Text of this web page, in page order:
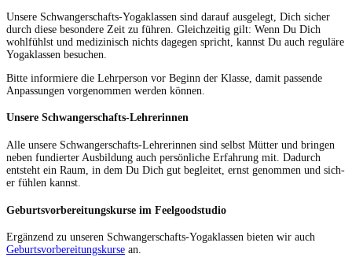
Unsere Schwanger­schafts-Yogak­lassen sind darauf aus­gelegt, Dich sich­er
durch diese beson­dere Zeit zu führen. Gle­ichzeit­ig gilt: Wenn Du Dich
wohlfühlst und medi­zinisch nichts dage­gen spricht, kannst Du auch reg­uläre
Yogak­lassen besuchen.
Bitte informiere die Lehrper­son vor Beginn der Klasse, damit passende
Anpas­sun­gen vorgenom­men wer­den können.
Unsere Schwangerschafts-Lehrerinnen
Alle unsere Schwanger­schafts-Lehrerin­nen sind selb­st Müt­ter und brin­gen
neben fundiert­er Aus­bil­dung auch per­sön­liche Erfahrung mit. Dadurch
entste­ht ein Raum, in dem Du Dich gut begleit­et, ernst genom­men und sich­
er fühlen kannst.
Geburtsvorbereitungskurse im Feelgoodstudio
Ergänzend zu unseren Schwanger­schafts-Yogak­lassen bieten wir auch
Geburtsvor­bere­itungskurse an.